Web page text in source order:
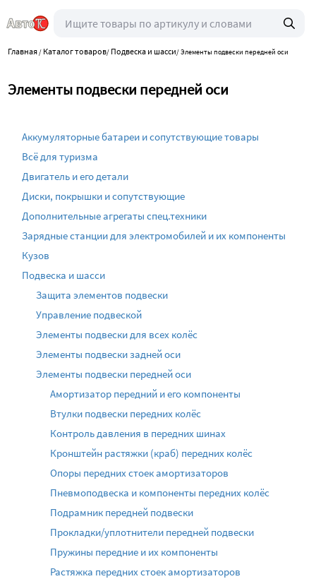
Главная/ Каталог товаров/ Подвеска и шасси/Элементы подвески передней оси
Элементы подвески передней оси
Аккумуляторные батареи и сопутствующие товары
Всё для туризма
Двигатель и его детали
Диски, покрышки и сопутствующие
Дополнительные агрегаты спец.техники
Зарядные станции для электромобилей и их компоненты
Кузов
Подвеска и шасси
Защита элементов подвески
Управление подвеской
Элементы подвески для всех колёс
Элементы подвески задней оси
Элементы подвески передней оси
Амортизатор передний и его компоненты
Втулки подвески передних колёс
Контроль давления в передних шинах
Кронштейн растяжки (краб) передних колёс
Опоры передних стоек амортизаторов
Пневмоподвеска и компоненты передних колёс
Подрамник передней подвески
Прокладки/уплотнители передней подвески
Пружины передние и их компоненты
Растяжка передних стоек амортизаторов